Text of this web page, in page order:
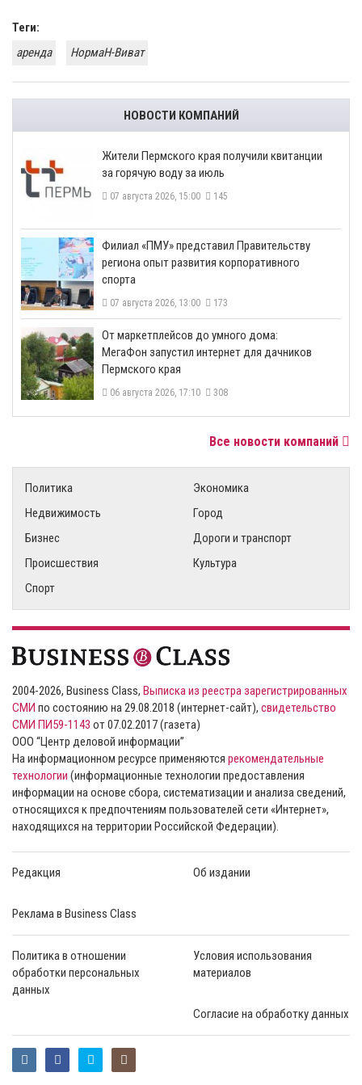
Теги:
аренда
НормаН-Виват
НОВОСТИ КОМПАНИЙ
​Жители Пермского края получили квитанции
за горячую воду за июль
07 августа 2026, 15:00 145
​Филиал «ПМУ» представил Правительству
региона опыт развития корпоративного
спорта
07 августа 2026, 13:00 173
От маркетплейсов до умного дома:
МегаФон запустил интернет для дачников
Пермского края
06 августа 2026, 17:10 308
Все новости компаний
Политика
Экономика
Недвижимость
Город
Бизнес
Дороги и транспорт
Происшествия
Культура
Спорт
2004-2026, Business Class, Выписка из реестра зарегистрированных
СМИ по состоянию на 29.08.2018 (интернет-сайт), свидетельство
СМИ ПИ59-1143 от 07.02.2017 (газета)
ООО “Центр деловой информации”
На информационном ресурсе применяются рекомендательные
технологии (информационные технологии предоставления
информации на основе сбора, систематизации и анализа сведений,
относящихся к предпочтениям пользователей сети «Интернет»,
находящихся на территории Российской Федерации).
Редакция Об издании
Реклама в Business Class
Политика в отношении
обработки персональных
данных
Условия использования
материалов
Согласие на обработку данных